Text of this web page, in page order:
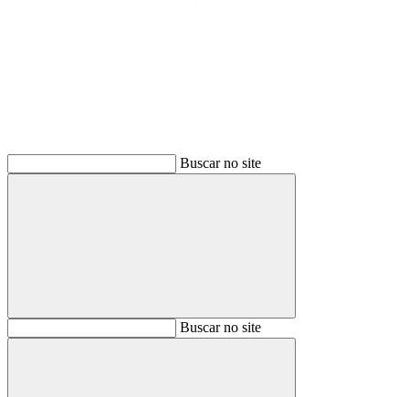
Buscar no site
BuscarBuscar no site